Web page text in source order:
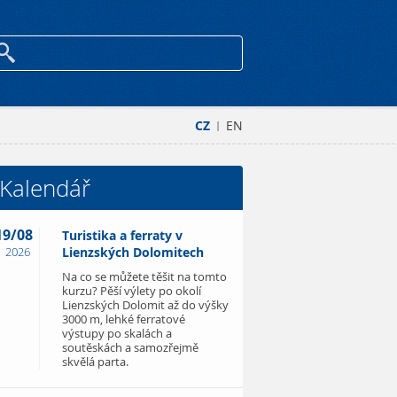
CZ | EN
Kalendář
08
2026
Turistika a ferraty v
Lienzských Dolomitech
Na co se můžete těšit na tomto
kurzu? Pěší výlety po okolí
Lienzských Dolomit až do výšky
3000 m, lehké ferratové
výstupy po skalách a
soutěskách a samozřejmě
skvělá parta.